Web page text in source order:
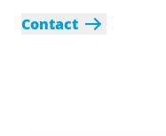
Contact